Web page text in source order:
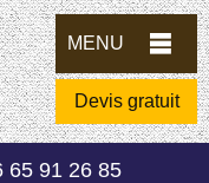
MENU
Devis gratuit
65 91 26 85